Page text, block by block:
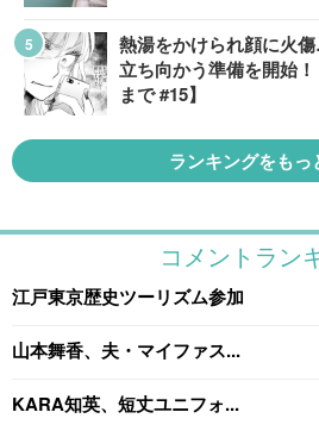
熱湯をかけられ顔に火
立ち向かう準備を開始
まで #15】
ランキングをもっ